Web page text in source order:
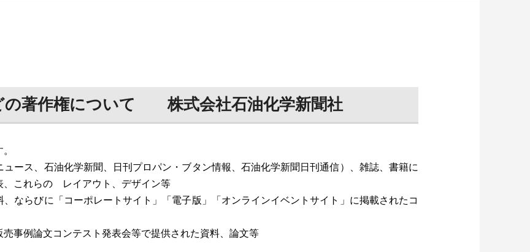
の著作権について 株式会社石油化学新聞社
ース、石油化学新聞、日刊プロパン・ブタン情報、石油化学新聞日刊通信）、雑誌、書籍に
、これらの レイアウト、デザイン等
ならびに「コーポレートサイト」「電子版」「オンラインイベントサイト」に掲載されたコ
事例論文コンテスト発表会等で提供された資料、論文等